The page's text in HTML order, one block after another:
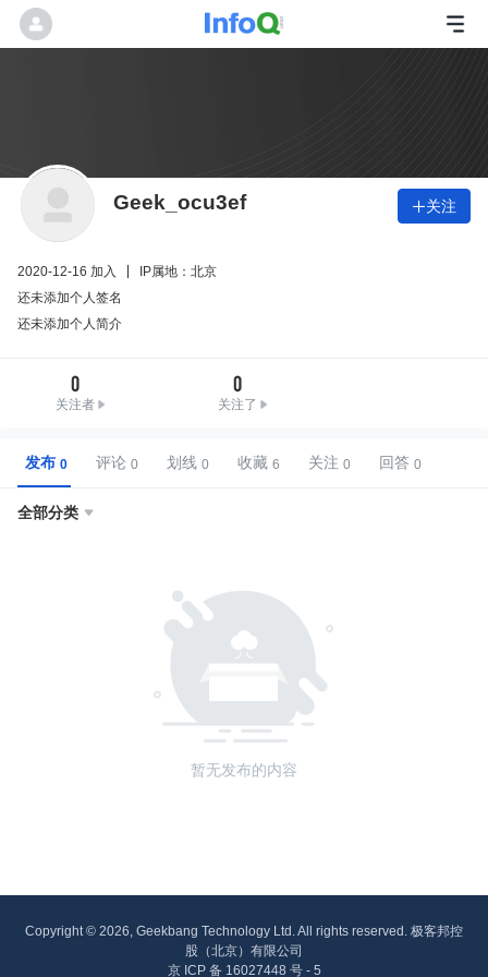
Geek_ocu3ef 关注
2020-12-16 加入
IP属地：北京
还未添加个人签名
还未添加个人简介
0
关注者
0
关注了
发布 评论 划线 收藏 关注 回答
全部分类 
暂无发布的内容
Copyright © 2026, Geekbang Technology Ltd. All rights reserved. 极客邦控
股（北京）有限公司
京 ICP 备 16027448 号 - 5